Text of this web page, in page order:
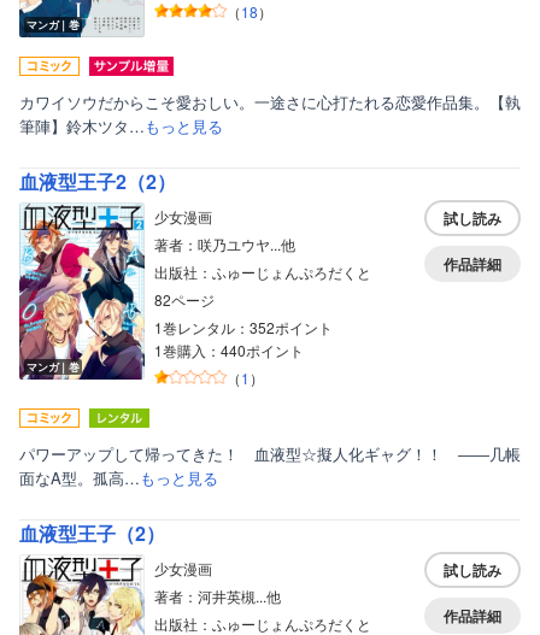
マンガ｜巻
（18）
カワイソウだからこそ愛おしい。一途さに心打たれる恋愛作品集。【執
筆陣】鈴木ツタ…もっと見る
血液型王子2（2）
マンガ｜巻
少女漫画
著者：咲乃ユウヤ...他
出版社：ふゅーじょんぷろだくと
82ページ
1巻レンタル：352ポイント
1巻購入：440ポイント
（1 ）
試し読み
作品詳細
パワーアップして帰ってきた！ 血液型☆擬人化ギャグ！！ ――几帳
面なA型。孤高…もっと見る
血液型王子（2）
少女漫画
著者：河井英槻...他
出版社：ふゅーじょんぷろだくと
試し読み
作品詳細